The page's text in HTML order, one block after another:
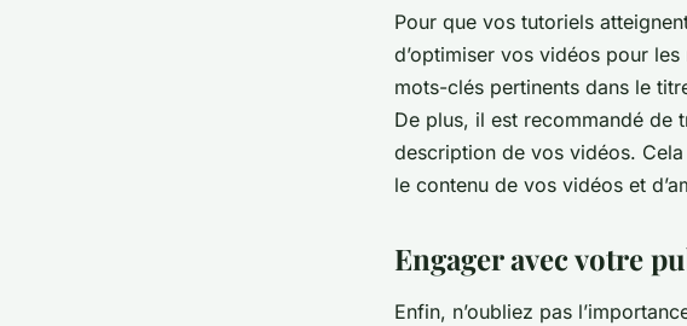
Pour que vos tutoriels
d’optimiser vos vidéos pour
mots-clés pertinents dans le
De plus, il est recommandé de
description de vos vidéos.
le contenu de vos vidéos et
Engager avec votre
Enfin, n’oubliez pas